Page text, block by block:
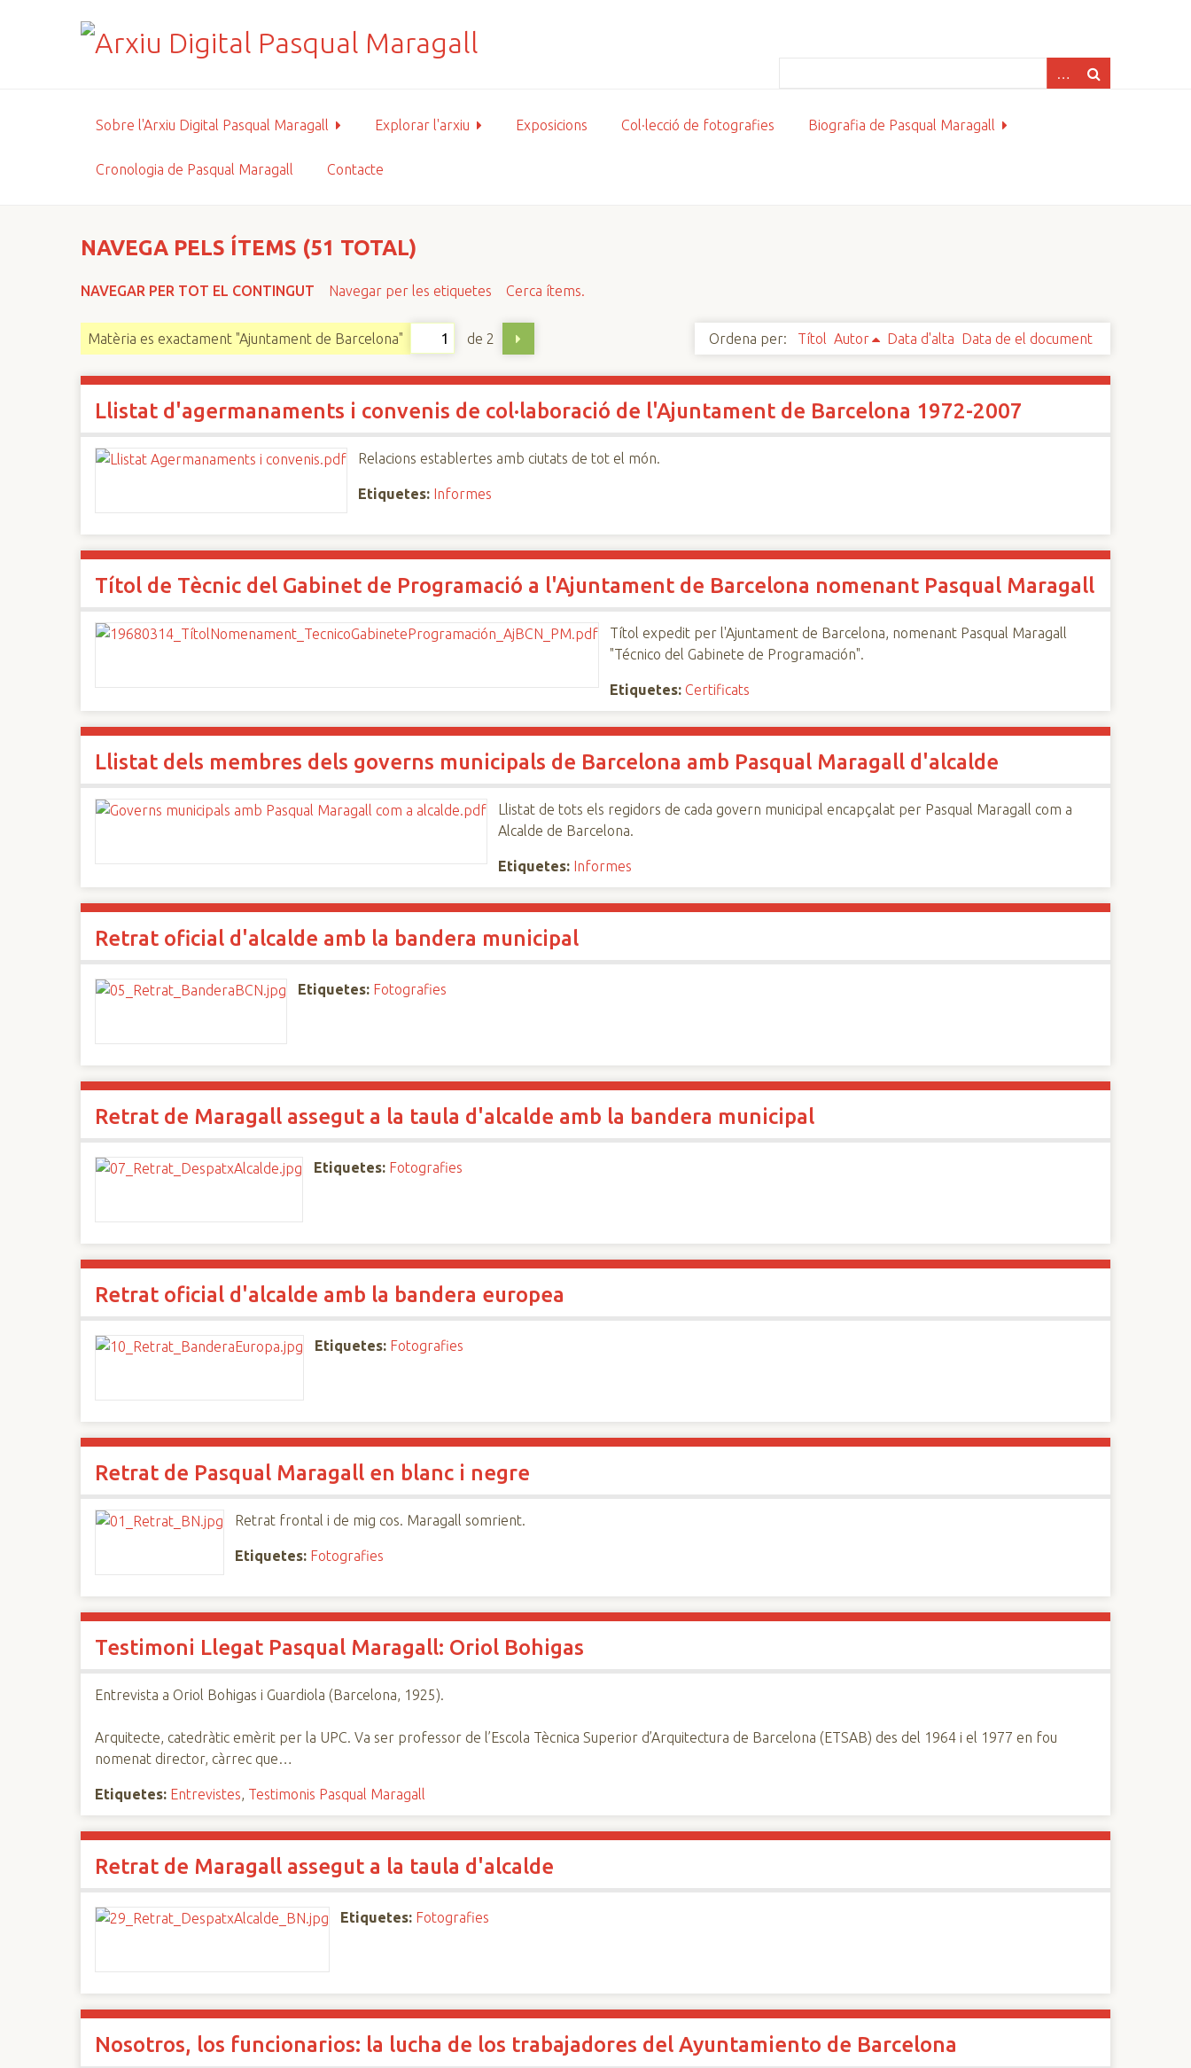
Sobre l'Arxiu Digital Pasqual Maragall Explorar l'arxiu Exposicions Col·lecció de fotografies Biografia de Pasqual Maragall
Cronologia de Pasqual Maragall Contacte
NAVEGA PELS ÍTEMS (51 TOTAL)
NAVEGAR PER TOT EL CONTINGUT Navegar per les etiquetes Cerca ítems.
Matèria es exactament "Ajuntament de Barcelona" de 2 Ordena per: Títol Autor Data d'alta Data de el document
Llistat d'agermanaments i convenis de col·laboració de l'Ajuntament de Barcelona 1972-2007
Relacions establertes amb ciutats de tot el món.
Etiquetes: Informes
Títol de Tècnic del Gabinet de Programació a l'Ajuntament de Barcelona nomenant Pasqual Maragall
Títol expedit per l'Ajuntament de Barcelona, nomenant Pasqual Maragall
"Técnico del Gabinete de Programación".
Etiquetes: Certificats
Llistat dels membres dels governs municipals de Barcelona amb Pasqual Maragall d'alcalde
Llistat de tots els regidors de cada govern municipal encapçalat per Pasqual Maragall com a
Alcalde de Barcelona.
Etiquetes: Informes
Retrat oficial d'alcalde amb la bandera municipal
Etiquetes: Fotografies
Retrat de Maragall assegut a la taula d'alcalde amb la bandera municipal
Etiquetes: Fotografies
Retrat oficial d'alcalde amb la bandera europea
Etiquetes: Fotografies
Retrat de Pasqual Maragall en blanc i negre
Retrat frontal i de mig cos. Maragall somrient.
Etiquetes: Fotografies
Testimoni Llegat Pasqual Maragall: Oriol Bohigas
Entrevista a Oriol Bohigas i Guardiola (Barcelona, 1925).
Arquitecte, catedràtic emèrit per la UPC. Va ser professor de l’Escola Tècnica Superior d’Arquitectura de Barcelona (ETSAB) des del 1964 i el 1977 en fou
nomenat director, càrrec que…
Etiquetes: Entrevistes, Testimonis Pasqual Maragall
Retrat de Maragall assegut a la taula d'alcalde
Etiquetes: Fotografies
Nosotros, los funcionarios: la lucha de los trabajadores del Ayuntamiento de Barcelona